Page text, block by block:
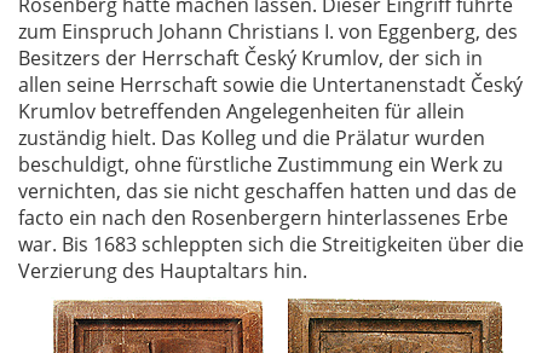
zum Einspruch Johann Christians I. von Eggenberg, des
Besitzers der Herrschaft Český Krumlov, der sich in
allen seine Herrschaft sowie die Untertanenstadt Český
Krumlov betreffenden Angelegenheiten für allein
zuständig hielt. Das Kolleg und die Prälatur wurden
beschuldigt, ohne fürstliche Zustimmung ein Werk zu
vernichten, das sie nicht geschaffen hatten und das de
facto ein nach den Rosenbergern hinterlassenes Erbe
war. Bis 1683 schleppten sich die Streitigkeiten über die
Verzierung des Hauptaltars hin.